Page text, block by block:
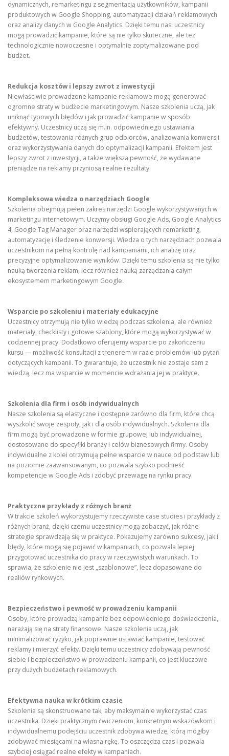
dynamicznych, remarketingu z segmentacją użytkowników, kampanii
produktowych w Google Shopping, automatyzacji działań reklamowych
oraz analizy danych w Google Analytics. Dzięki temu nasi uczestnicy
mogą prowadzić kampanie, które są nie tylko skuteczne, ale też
technologicznie nowoczesne i optymalnie zoptymalizowane pod
budżet.
Redukcja kosztów i lepszy zwrot z inwestycji
Niewłaściwie prowadzone kampanie reklamowe mogą generować
ogromne straty w budżecie marketingowym. Nasze szkolenia uczą, jak
uniknąć typowych błędów i jak prowadzić kampanie w sposób
efektywny. Uczestnicy uczą się m.in. odpowiedniego ustawiania
budżetów, testowania różnych grup odbiorców, analizowania konwersji
oraz wykorzystywania danych do optymalizacji kampanii. Efektem jest
lepszy zwrot z inwestycji, a także większa pewność, że wydawane
pieniądze na reklamy przyniosą realne rezultaty.
Kompleksowa wiedza o narzędziach Google
Szkolenia obejmują pełen zakres narzędzi Google wykorzystywanych w
marketingu internetowym. Uczymy obsługi Google Ads, Google Analytics
4, Google Tag Manager oraz narzędzi wspierających remarketing,
automatyzację i śledzenie konwersji. Wiedza o tych narzędziach pozwala
uczestnikom na pełną kontrolę nad kampaniami, ich analizę oraz
precyzyjne optymalizowanie wyników. Dzięki temu szkolenia są nie tylko
nauką tworzenia reklam, lecz również nauką zarządzania całym
ekosystemem marketingowym Google.
Wsparcie po szkoleniu i materiały edukacyjne
Uczestnicy otrzymują nie tylko wiedzę podczas szkolenia, ale również
materiały, checklisty i gotowe szablony, które mogą wykorzystywać w
codziennej pracy. Dodatkowo oferujemy wsparcie po zakończeniu
kursu — możliwość konsultacji z trenerem w razie problemów lub pytań
dotyczących kampanii. To gwarantuje, że uczestnik nie zostaje sam z
wiedzą, lecz ma wsparcie w momencie wdrażania jej w praktyce.
Szkolenia dla firm i osób indywidualnych
Nasze szkolenia są elastyczne i dostępne zarówno dla firm, które chcą
wyszkolić swoje zespoły, jak i dla osób indywidualnych. Szkolenia dla
firm mogą być prowadzone w formie grupowej lub indywidualnej,
dostosowane do specyfiki branży i celów biznesowych firmy. Osoby
indywidualne z kolei otrzymują pełne wsparcie w nauce od podstaw lub
na poziomie zaawansowanym, co pozwala szybko podnieść
kompetencje w Google Ads i zdobyć przewagę na rynku pracy.
Praktyczne przykłady z różnych branż
W trakcie szkoleń wykorzystujemy rzeczywiste case studies i przykłady z
różnych branż, dzięki czemu uczestnicy mogą zobaczyć, jak różne
strategie sprawdzają się w praktyce. Pokazujemy zarówno sukcesy, jak i
błędy, które mogą się pojawić w kampaniach, co pozwala lepiej
przygotować uczestnika do pracy w rzeczywistych warunkach. To
sprawia, że szkolenie nie jest „szablonowe”, lecz dopasowane do
realiów rynkowych.
Bezpieczeństwo i pewność w prowadzeniu kampanii
Osoby, które prowadzą kampanie bez odpowiedniego doświadczenia,
narażają się na straty finansowe. Nasze szkolenia uczą, jak
minimalizować ryzyko, jak poprawnie ustawiać kampanie, testować
reklamy i mierzyć efekty. Dzięki temu uczestnicy zdobywają pewność
siebie i bezpieczeństwo w prowadzeniu kampanii, co jest kluczowe
przy dużych budżetach reklamowych.
Efektywna nauka w krótkim czasie
Szkolenia są skonstruowane tak, aby maksymalnie wykorzystać czas
uczestnika. Dzięki praktycznym ćwiczeniom, konkretnym wskazówkom i
indywidualnemu podejściu uczestnik zdobywa wiedzę, którą mógłby
zdobywać miesiącami na własną rękę. To oszczędza czas i pozwala
szybciej osiągać realne efekty w kampaniach.